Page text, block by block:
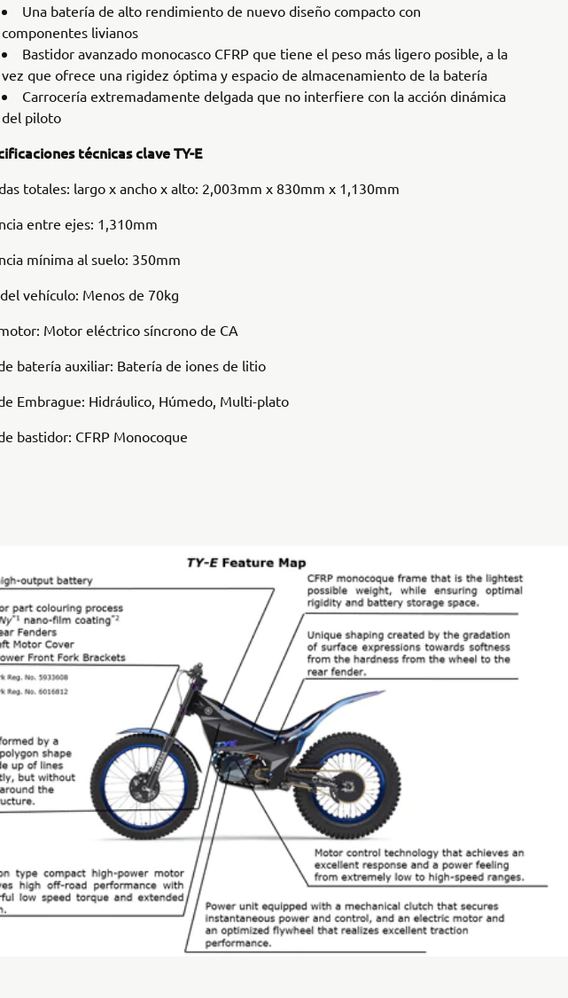
Una batería de alto rendimiento de nuevo diseño compacto con
componentes livianos
Bastidor avanzado monocasco CFRP que tiene el peso más ligero posible, a la
vez que ofrece una rigidez óptima y espacio de almacenamiento de la batería
Carrocería extremadamente delgada que no interfiere con la acción dinámica
del piloto
técnicas clave TY-E
totales: largo x ancho x alto: 2,003mm x 830mm x 1,130mm
entre ejes: 1,310mm
mínima al suelo: 350mm
vehículo: Menos de 70kg
Motor eléctrico síncrono de CA
batería auxiliar: Batería de iones de litio
Embrague: Hidráulico, Húmedo, Multi-plato
bastidor: CFRP Monocoque